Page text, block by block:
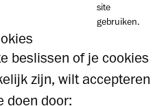
site
gebruiken.
beslissen of je cookies
zijn, wilt accepteren
doen door: